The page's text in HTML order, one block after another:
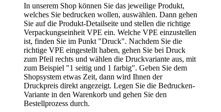
Druckpreis direkt angezeigt. Legen Sie die Bedrucken-
Variante in den Warenkorb und gehen Sie den
Bestellprozess durch.
Sollten Sie kein Produkt bis jetzt gefunden haben,
können Sie uns ganz einfach dasExpress-Formular
ausfüllen und wir melden uns so schnell wie möglich.
um Sie entsprechend zu beraten.
Allgemeine Informationen zum Bedrucken:
1) Im Bestell-Prozess werden Sie aufgefordert die